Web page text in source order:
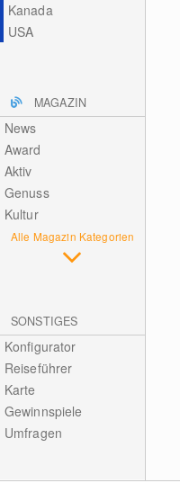
Kanada
USA
MAGAZIN
News
Award
Aktiv
Genuss
Kultur
Alle Magazin Kategorien
SONSTIGES
Konfigurator
Reiseführer
Karte
Gewinnspiele
Umfragen